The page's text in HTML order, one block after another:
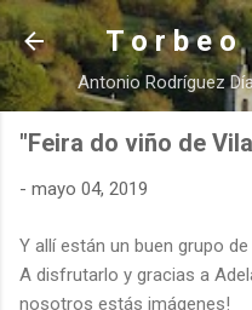
Ir al
T o r b e o
Antonio Rodríguez
"Feira do viño de
- mayo 04, 2019
Y allí están un buen grupo
A disfrutarlo y gracias a
nosotros estás imágenes!